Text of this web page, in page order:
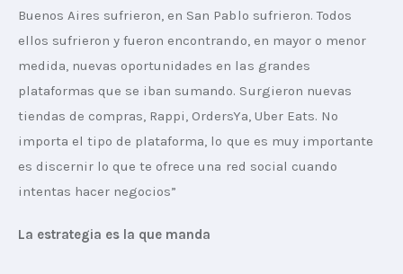
Buenos Aires sufrieron, en San Pablo sufrieron. Todos
ellos sufrieron y fueron encontrando, en mayor o menor
medida, nuevas oportunidades en las grandes
plataformas que se iban sumando. Surgieron nuevas
tiendas de compras, Rappi, OrdersYa, Uber Eats. No
importa el tipo de plataforma, lo que es muy importante
es discernir lo que te ofrece una red social cuando
intentas hacer negocios”
La estrategia es la que manda